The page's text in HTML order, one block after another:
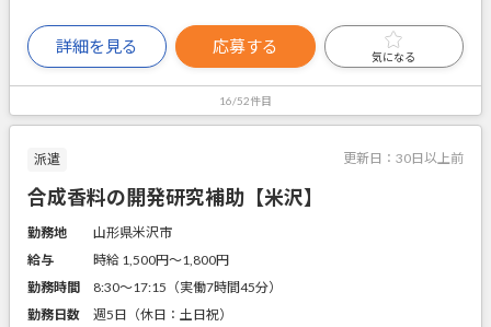
詳細を見る 応募する
気になる
16/52件目
派遣 更新日： 30日以上前
合成香料の開発研究補助【米沢】
勤務地
山形県米沢市
給与
時給 1,500円〜1,800円
勤務時間
8:30～17:15（実働7時間45分）
勤務日数
週5日（休日：土日祝）